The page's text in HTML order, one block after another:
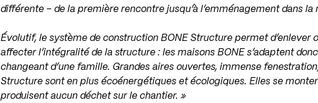
différente – de la première rencontre jusqu’à l’emménagement dans la
Évolutif, le système de construction BONE Structure permet d’enlever
affecter l’intégralité de la structure : les maisons BONE s’adaptent
changeant d’une famille. Grandes aires ouvertes, immense
Structure sont en plus écoénergétiques et écologiques. Elles se
produisent aucun déchet sur le chantier. »